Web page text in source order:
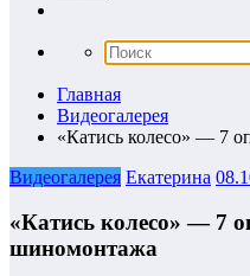
Главная
Видеогалерея
«Катись колесо» — 7
Видеогалерея Екатерина
«Катись колесо» — 7
шиномонтажа